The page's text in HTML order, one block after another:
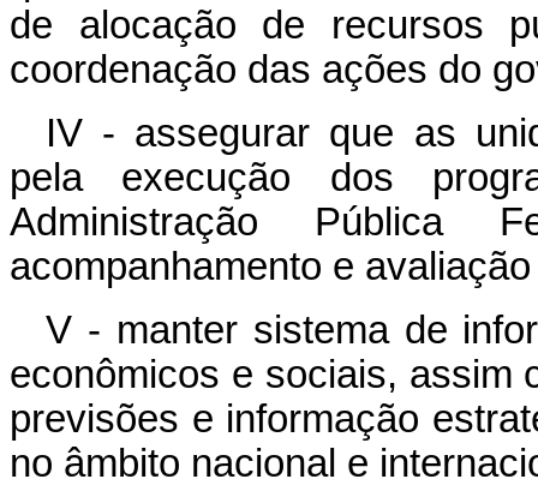
de alocação de recursos
coordenação das ações do
IV - assegurar que as
pela execução dos
Administração Pública
acompanhamento e
V - manter sistema de
econômicos e sociais, assim
previsões e informação
no âmbito nacional e